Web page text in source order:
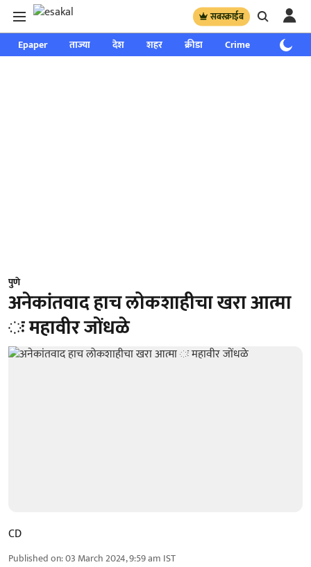
सबस्क्राईब
Epaper ताज्या देश शहर क्रीडा Crime साप्ताहिक
पुणे
अनेकांतवाद हाच लोकशाहीचा खरा आत्मा
ः महावीर जोंधळे
CD
Published on:03 March 2024, 9:59 am IST